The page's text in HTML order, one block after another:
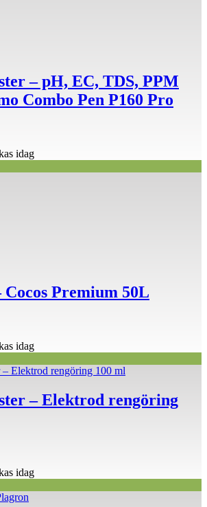
– pH, EC, TDS, PPM
Combo Pen P160 Pro
idag
Cocos Premium 50L
idag
– Elektrod rengöring
idag